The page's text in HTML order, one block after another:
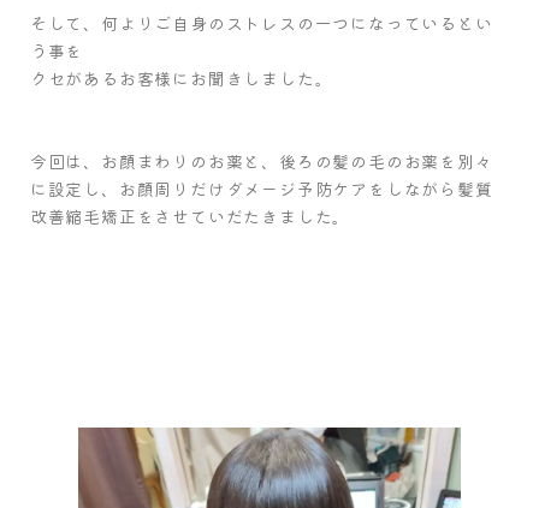
そして、何よりご自身のストレスの一つになっているとい
う事を
クセがあるお客様にお聞きしました。
今回は、お顔まわりのお薬と、後ろの髪の毛のお薬を別々
に設定し、お顔周りだけダメージ予防ケアをしながら髪質
改善縮毛矯正をさせていだたきました。